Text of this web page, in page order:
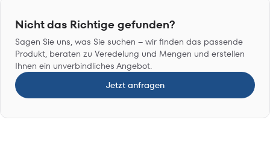
Nicht das Richtige gefunden?
Sagen Sie uns, was Sie suchen – wir finden das passende
Produkt, beraten zu Veredelung und Mengen und erstellen
Ihnen ein unverbindliches Angebot.
Jetzt anfragen